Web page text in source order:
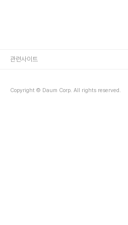
Copyright © Daum Corp. All rights reserved.
관련사이트